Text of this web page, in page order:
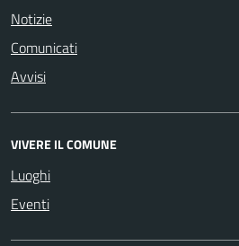
Notizie
Comunicati
Avvisi
VIVERE IL COMUNE
Luoghi
Eventi